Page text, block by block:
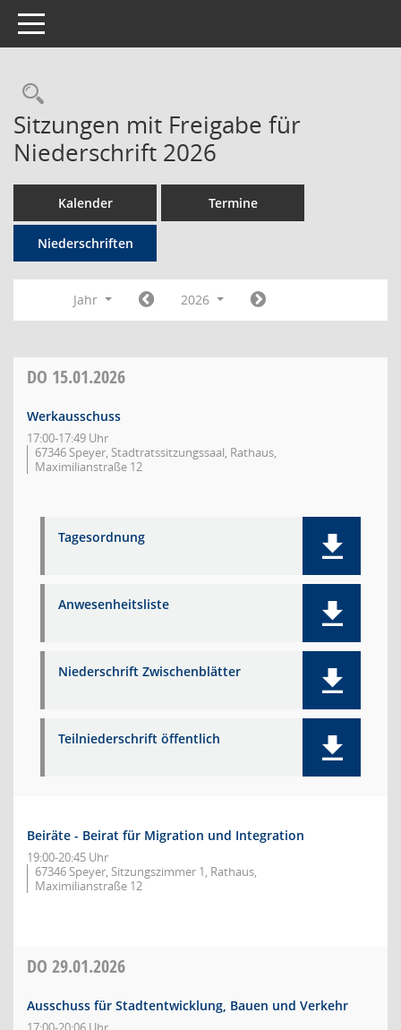
Toggle navigation
Rechercheauswahl
Sitzungen mit Freigabe für
Niederschrift 2026
Kalender Termine
Niederschriften
Jahr 2026
DO 15.01.2026
Werkausschuss
17:00-17:49 Uhr
67346 Speyer, Stadtratssitzungssaal, Rathaus,
Maximilianstraße 12
Tagesordnung
Anwesenheitsliste
Niederschrift Zwischenblätter
Teilniederschrift öffentlich
Beiräte - Beirat für Migration und Integration
19:00-20:45 Uhr
67346 Speyer, Sitzungszimmer 1, Rathaus,
Maximilianstraße 12
DO 29.01.2026
Ausschuss für Stadtentwicklung, Bauen und Verkehr